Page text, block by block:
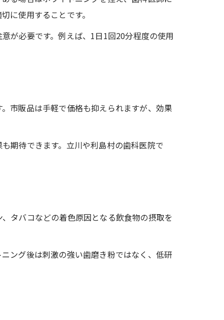
に使用することです。
が必要です。例えば、1日1回20分程度の使用
市販品は手軽で価格も抑えられますが、効果
期待できます。立川や利島村の歯科医院で
タバコなどの着色原因となる飲食物の摂取を
ング後は刺激の強い歯磨き粉ではなく、低研